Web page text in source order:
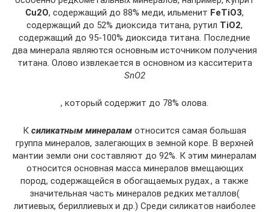
Сu2O, содержащий до 88% меди, ильменит FeTiO3,
cодержащий до 52% диоксида титана, рутил TiO2,
содержащий до 95-100% диоксида титана. Последние
два минерала являются основным источником получения
титана. Олово извлекается в основном из касситерита
SnO2
, который содержит до 78% олова.
К силикатным минералам относится самая большая
группа минералов, залегающих в земной коре. В верхней
мантии земли они составляют до 92%. К этим минералам
относится основная масса минералов вмещающих
пород, содержащейся в обогащаемых рудах., а также
значительная часть минералов редких металлов(
литиевых, бериллиевых и др.) Среди силикатов наиболее